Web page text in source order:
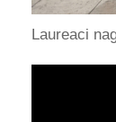
Laureaci